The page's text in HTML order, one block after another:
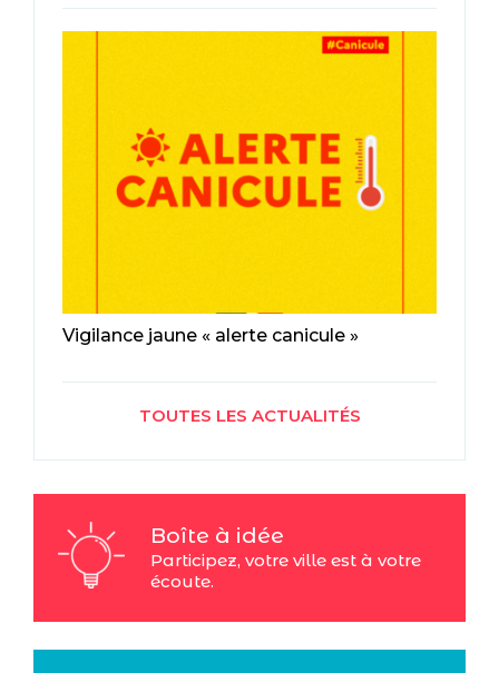
Vigilance jaune « alerte canicule »
TOUTES LES ACTUALITÉS
Boîte à idée
Participez, votre ville est à votre
écoute.